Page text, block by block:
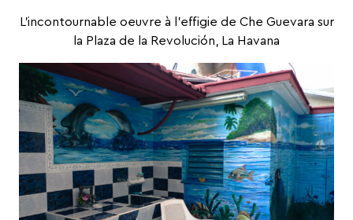
L’incontournable oeuvre à l’effigie de Che Guevara sur
la Plaza de la Revolución, La Havana